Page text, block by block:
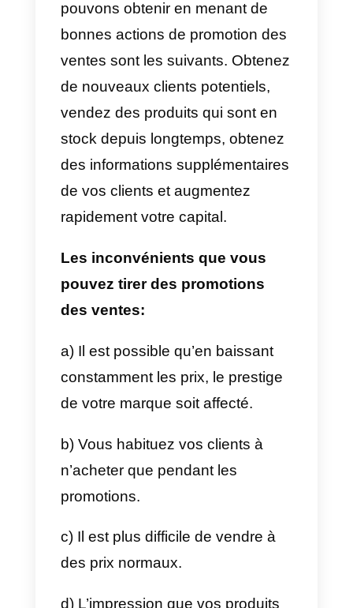
a) Vous créez une fidélité et
amour pour votre marque.
b) Vous connaissez
intrinsèquement votre client
potentiel.
terme.
d) Vous créez le besoin du
consommateur.
Vous devez garder à l’esprit
beaucoup lesapplications de
messagerie
sociaux. Par conséquent, les
canaux indispensables pour